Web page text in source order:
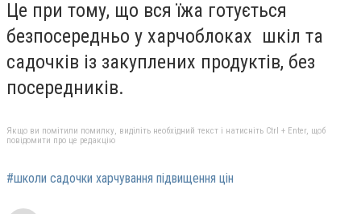
Це при тому, що вся їжа готується
безпосередньо у харчоблоках шкіл та
садочків із закуплених продуктів, без
посередників.
Якщо ви помітили помилку, виділіть необхідний текст і натисніть Ctrl + Enter, щоб
повідомити про це редакцію
#школи садочки харчування підвищення цін